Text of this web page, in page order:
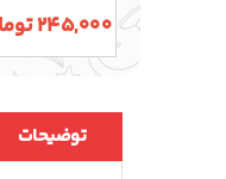
245,000 تومان
توضیحات